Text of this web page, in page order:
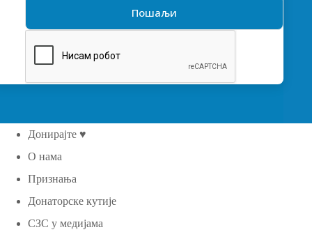
Донирајте ♥
О нама
Признања
Донаторске кутије
СЗС у медијама